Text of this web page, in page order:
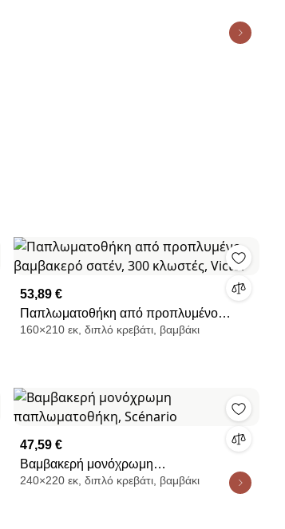
53,89 €
Παπλωματοθήκη από προπλυμένο
βαμβακερό σατέν, 300 κλωστές, Victor
160×210 εκ, διπλό κρεβάτι, βαμβάκι
47,59 €
Βαμβακερή μονόχρωμη
παπλωματοθήκη, Scénario
240×220 εκ, διπλό κρεβάτι, βαμβάκι